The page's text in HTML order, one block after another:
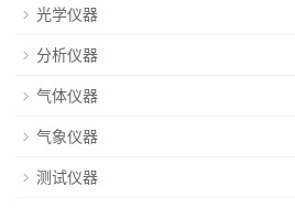
光学仪器
分析仪器
气体仪器
气象仪器
测试仪器